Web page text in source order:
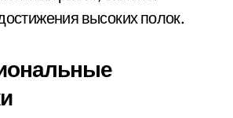
высоких полок.